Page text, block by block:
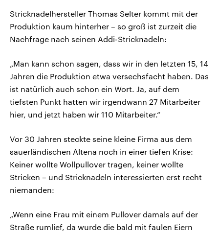
Stricknadelhersteller Thomas Selter kommt mit der
Produktion kaum hinterher – so groß ist zurzeit die
Nachfrage nach seinen Addi-Stricknadeln:
„Man kann schon sagen, dass wir in den letzten 15, 14
Jahren die Produktion etwa versechsfacht haben. Das
ist natürlich auch schon ein Wort. Ja, auf dem
tiefsten Punkt hatten wir irgendwann 27 Mitarbeiter
hier, und jetzt haben wir 110 Mitarbeiter.“
Vor 30 Jahren steckte seine kleine Firma aus dem
sauerländischen Altena noch in einer tiefen Krise:
Keiner wollte Wollpullover tragen, keiner wollte
Stricken – und Stricknadeln interessierten erst recht
niemanden:
„Wenn eine Frau mit einem Pullover damals auf der
Straße rumlief, da wurde die bald mit faulen Eiern